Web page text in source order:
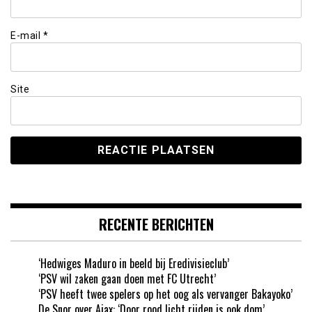
E-mail *
Site
RECENTE BERICHTEN
‘Hedwiges Maduro in beeld bij Eredivisieclub’
‘PSV wil zaken gaan doen met FC Utrecht’
‘PSV heeft twee spelers op het oog als vervanger Bakayoko’